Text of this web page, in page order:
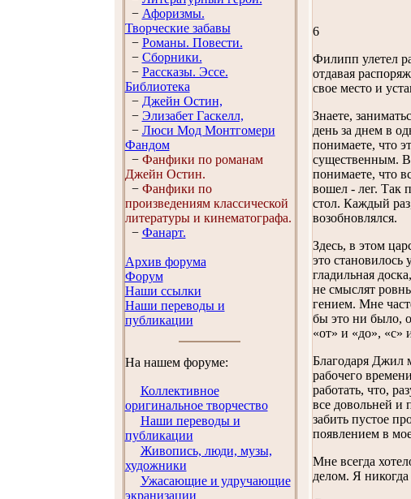
− Афоризмы.
Творческие забавы
− Романы. Повести.
− Сборники.
− Рассказы. Эссe.
Библиотека
− Джейн Остин,
− Элизабет Гaскелл,
− Люси Мод Монтгомери
Фандом
− Фанфики по романам
Джейн Остин.
− Фанфики по
произведениям классической
литературы и кинематографа.
− Фанарт.
Архив форума
Форум
Наши ссылки
Наши переводы и
публикации
На нашем форуме:
Коллективное
оригинальное творчество
Наши переводы и
публикации
Живопись, люди, музы,
художники
Ужасающие и удручающие
экранизации
6
Филипп улетел
отдавая
свое место и
Знаете,
день за днем в
понимаете, что
существенным.
понимаете, что
вошел - лег. Так
стол. Каждый
возобновлялся.
Здесь, в этом
это
гладильная
не смыслят
гением. Мне
бы это ни было,
«от» и «до», «с»
Благодаря Джил
рабочего
работать, что,
все довольней и
забить пустое
появлением в
Мне всегда
делом. Я